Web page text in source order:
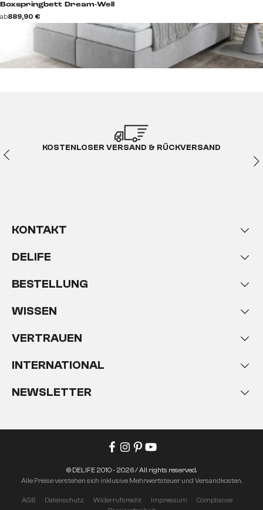
Boxspringbett Dream-Well
ab889,90 €
KOSTENLOSER VERSAND & RÜCKVERSAND
KONTAKT
DELIFE
BESTELLUNG
WISSEN
VERTRAUEN
INTERNATIONAL
NEWSLETTER
AGB Datenschutz Widerrufsrecht Impressum
Compliance
© DELIFE 2010 - 2026 / All rights reserved.
Alle Preise verstehen sich inklusive Mehrwertsteuer und Versandkosten.